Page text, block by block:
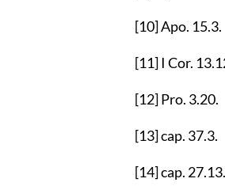
[10]Apo. 15.3.
[11]I Cor.
[12]Pro. 3.20.
[13]cap. 37.3.
[14]cap. 27.13